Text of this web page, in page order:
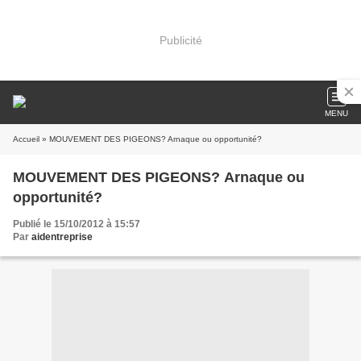
Publicité
MENU
Accueil » MOUVEMENT DES PIGEONS? Arnaque ou opportunité?
MOUVEMENT DES PIGEONS? Arnaque ou
opportunité?
Publié le 15/10/2012 à 15:57
Par aidentreprise